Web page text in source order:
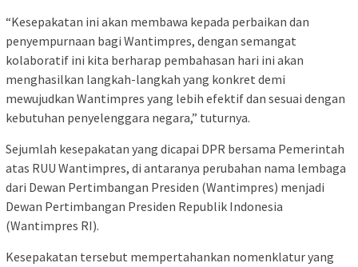
“Kesepakatan ini akan membawa kepada perbaikan dan
penyempurnaan bagi Wantimpres, dengan semangat
kolaboratif ini kita berharap pembahasan hari ini akan
menghasilkan langkah-langkah yang konkret demi
mewujudkan Wantimpres yang lebih efektif dan sesuai dengan
kebutuhan penyelenggara negara,” tuturnya.
Sejumlah kesepakatan yang dicapai DPR bersama Pemerintah
atas RUU Wantimpres, di antaranya perubahan nama lembaga
dari Dewan Pertimbangan Presiden (Wantimpres) menjadi
Dewan Pertimbangan Presiden Republik Indonesia
(Wantimpres RI).
Kesepakatan tersebut mempertahankan nomenklatur yang